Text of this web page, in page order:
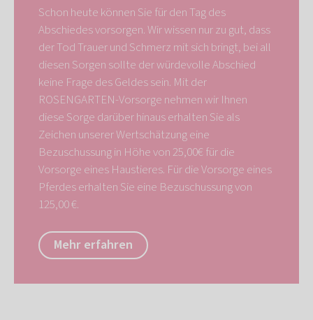
Schon heute können Sie für den Tag des
Abschiedes vorsorgen. Wir wissen nur zu gut, dass
der Tod Trauer und Schmerz mit sich bringt, bei all
diesen Sorgen sollte der würdevolle Abschied
keine Frage des Geldes sein. Mit der
ROSENGARTEN-Vorsorge nehmen wir Ihnen
diese Sorge darüber hinaus erhalten Sie als
Zeichen unserer Wertschätzung eine
Bezuschussung in Höhe von 25,00€ für die
Vorsorge eines Haustieres. Für die Vorsorge eines
Pferdes erhalten Sie eine Bezuschussung von
125,00 €.
Mehr erfahren